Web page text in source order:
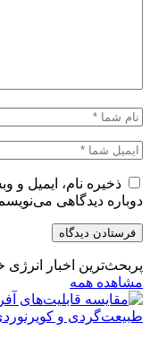
ذخیره نام، ایمیل و
دوباره دیدگاهی
پربحث‌ترین اخبار انرژی
مشاهده همه